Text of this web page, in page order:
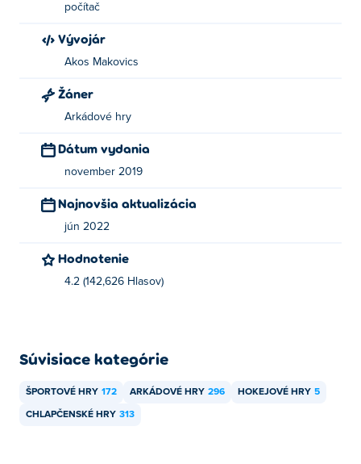
počítač
Vývojár
Akos Makovics
Žáner
Arkádové hry
Dátum vydania
november 2019
Najnovšia aktualizácia
jún 2022
Hodnotenie
4.2 (142,626 Hlasov)
Súvisiace kategórie
ŠPORTOVÉ HRY 172 ARKÁDOVÉ HRY 296 HOKEJOVÉ HRY 5
CHLAPČENSKÉ HRY 313